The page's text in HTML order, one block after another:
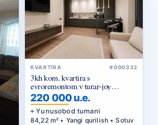
KVARTIRA #000332
3kh kom. kvartira s
evroremontom v turar-joy
majmuasi «Kazakhstan»
220 000 u.e.
Yunusobod tumani
84,22 m² • Yangi qurilish • Sotuv